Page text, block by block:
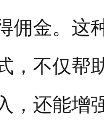
佣金。这
，不仅帮
，还能增